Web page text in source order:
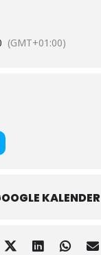
(GMT+01:00)
KALENDER